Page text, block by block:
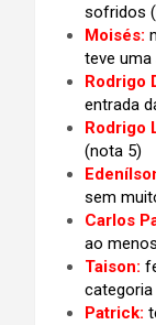
sofridos
Moisés:
teve
Rodrigo
entrada
Rodrigo
(nota 5)
sem
Carlos
ao
Taison:
Patrick: